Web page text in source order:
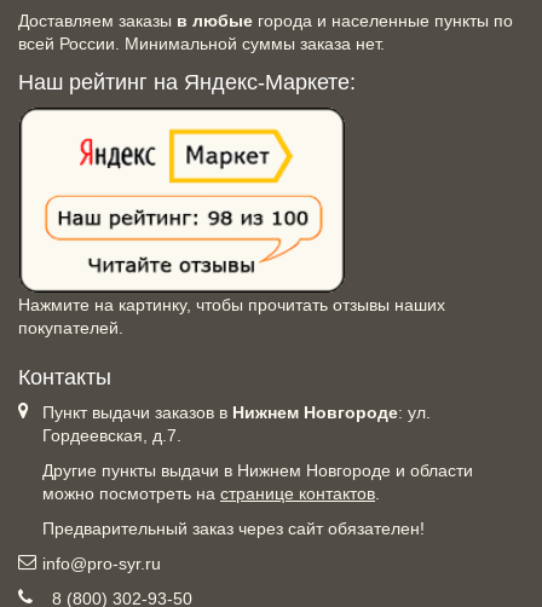
Доставляем заказы в любые города и населенные пункты по
всей России. Минимальной суммы заказа нет.
Наш рейтинг на Яндекс-Маркете:
Нажмите на картинку, чтобы прочитать отзывы наших
покупателей.
Контакты
Пункт выдачи заказов в Нижнем Новгороде: ул.
Гордеевская, д.7.
Другие пункты выдачи в Нижнем Новгороде и области
можно посмотреть на странице контактов.
Предварительный заказ через сайт обязателен!
info@pro-syr.ru
8 (800) 302-93-50